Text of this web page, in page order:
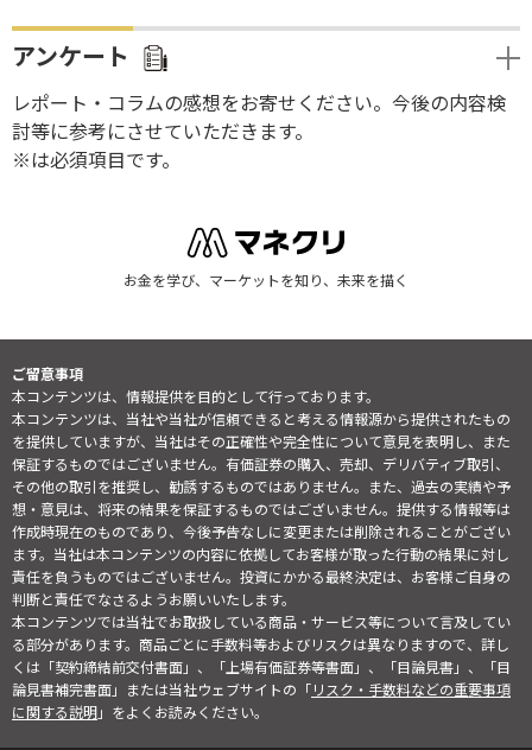
アンケート
レポート・コラムの感想をお寄せください。今後の内容検
討等に参考にさせていただきます。
※は必須項目です。
お金を学び、マーケットを知り、未来を描く
ご留意事項
本コンテンツは、情報提供を目的として行っております。
本コンテンツは、当社や当社が信頼できると考える情報源から提供されたもの
を提供していますが、当社はその正確性や完全性について意見を表明し、また
保証するものではございません。有価証券の購入、売却、デリバティブ取引、
その他の取引を推奨し、勧誘するものではありません。また、過去の実績や予
想・意見は、将来の結果を保証するものではございません。提供する情報等は
作成時現在のものであり、今後予告なしに変更または削除されることがござい
ます。当社は本コンテンツの内容に依拠してお客様が取った行動の結果に対し
責任を負うものではございません。投資にかかる最終決定は、お客様ご自身の
判断と責任でなさるようお願いいたします。
本コンテンツでは当社でお取扱している商品・サービス等について言及してい
る部分があります。商品ごとに手数料等およびリスクは異なりますので、詳し
くは「契約締結前交付書面」、「上場有価証券等書面」、「目論見書」、「目
論見書補完書面」または当社ウェブサイトの「リスク・手数料などの重要事項
に関する説明」をよくお読みください。